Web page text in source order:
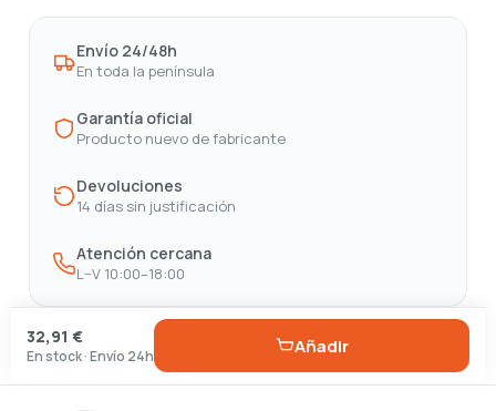
Envío 24/48h
En toda la península
Garantía oficial
Producto nuevo de fabricante
Devoluciones
14 días sin justificación
Atención cercana
L–V 10:00–18:00
32,91 €
En stock · Envío 24h Añadir